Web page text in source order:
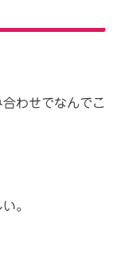
わせでなんでこ
。